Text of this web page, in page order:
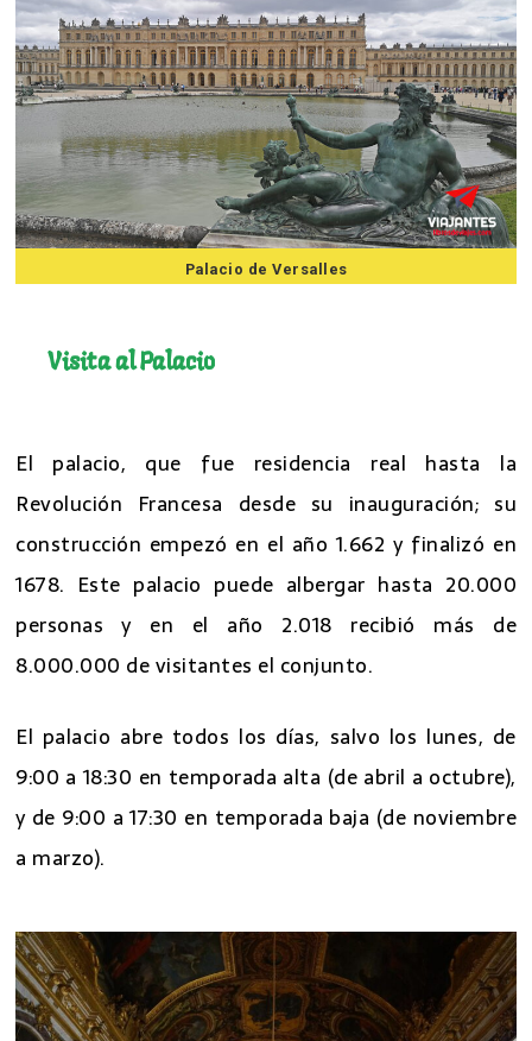
Palacio de Versalles
Visita al Palacio
El palacio, que fue residencia real hasta la
Revolución Francesa desde su inauguración; su
construcción empezó en el año 1.662 y finalizó en
1678. Este palacio puede albergar hasta 20.000
personas y en el año 2.018 recibió más de
8.000.000 de visitantes el conjunto.
El palacio abre todos los días, salvo los lunes, de
9:00 a 18:30 en temporada alta (de abril a octubre),
y de 9:00 a 17:30 en temporada baja (de noviembre
a marzo).